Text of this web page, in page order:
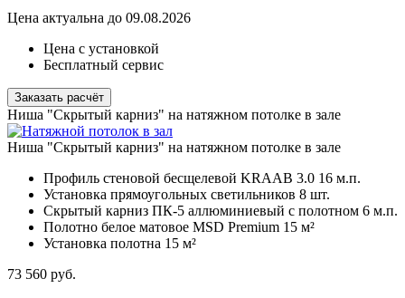
Цена актуальна до 09.08.2026
Цена с установкой
Бесплатный сервис
Заказать расчёт
Ниша "Скрытый карниз" на натяжном потолке в зале
Ниша "Скрытый карниз" на натяжном потолке в зале
Профиль стеновой бесщелевой KRAAB 3.0 16 м.п.
Установка прямоугольных светильников 8 шт.
Скрытый карниз ПК-5 аллюминиевый с полотном 6 м.п.
Полотно белое матовое MSD Premium 15 м²
Установка полотна 15 м²
73 560 руб.